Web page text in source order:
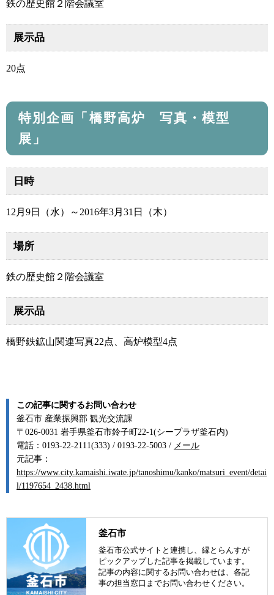
鉄の歴史館２階会議室
展示品
20点
特別企画「橋野高炉 写真・模型
展」
日時
12月9日（水）～2016年3月31日（木）
場所
鉄の歴史館２階会議室
展示品
橋野鉄鉱山関連写真22点、高炉模型4点
この記事に関するお問い合わせ
釜石市 産業振興部 観光交流課
〒026-0031 岩手県釜石市鈴子町22-1(シープラザ釜石内)
電話：0193-22-2111(333) / 0193-22-5003 / メール
元記事：
https://www.city.kamaishi.iwate.jp/tanoshimu/kanko/matsuri_event/detai
l/1197654_2438.html
釜石市
釜石市公式サイトと連携し、縁とらんすが
ピックアップした記事を掲載しています。
記事の内容に関するお問い合わせは、各記
事の担当窓口までお問い合わせください。